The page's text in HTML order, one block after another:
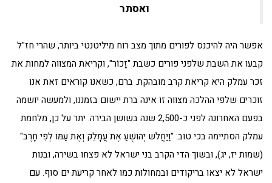
ואסתר
אפשר היה להיכנס לפורים מתוך מצב רוח מיליטנטי ביותר, שהרי חז"ל
קבעו את השבת שלפני פורים כשבת "זָכוֹר", וקריאת המצווה למחות את
זכר עמלק היא קריאת קרב מובהקת. ברם, כשאנו קוראים זאת אנו
זוכרים שלפי ההלכה מצווה זו אינה ברת יישום בזמננו, ולמעשה יושמה
בפעם האחרונה לפני כ-2,500 שנה בשושן הבירה. יתר על כן, מלחמת
עמלק הסתיימה בכי טוב: "וַיַּחֲלֹשׁ יְהוֹשֻׁעַ אֶת עֲמָלֵק וְאֶת עַמּוֹ לְפִי חָרֶב"
(שמות יז, יג), ובשוך הדי הקרב בני ישראל לא פצחו בשירה, ובנות
ישראל לא יצאו בריקודים ובמחולות כמו לאחר קריעת ים סוף. עם